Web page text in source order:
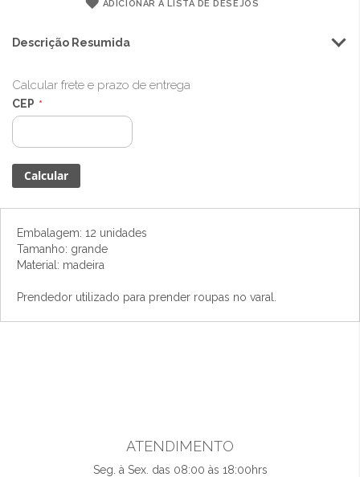
ADICIONAR À LISTA DE DESEJOS
Descrição Resumida
Calcular frete e prazo de entrega
CEP
Embalagem: 12 unidades
Tamanho: grande
Material: madeira
Prendedor utilizado para prender roupas no varal.
ATENDIMENTO
Seg. à Sex. das 08:00 às 18:00hrs